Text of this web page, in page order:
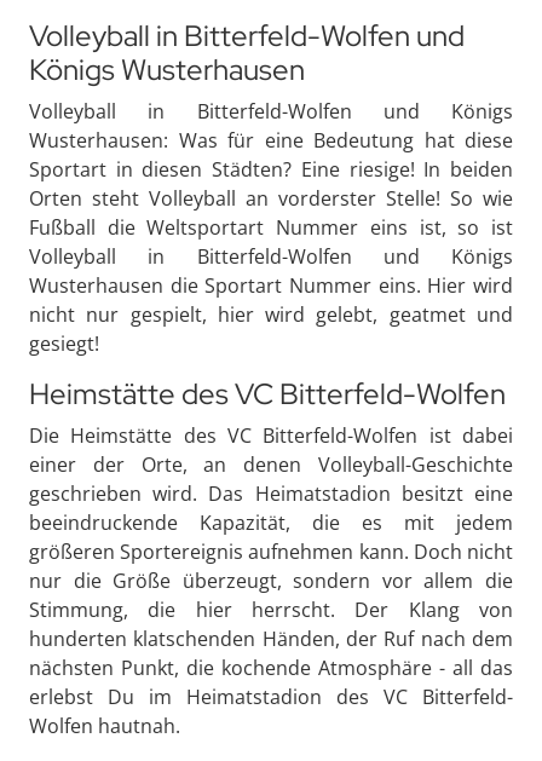
Volleyball in Bitterfeld-Wolfen und
Königs Wusterhausen
Volleyball in Bitterfeld-Wolfen und Königs
Wusterhausen: Was für eine Bedeutung hat diese
Sportart in diesen Städten? Eine riesige! In beiden
Orten steht Volleyball an vorderster Stelle! So wie
Fußball die Weltsportart Nummer eins ist, so ist
Volleyball in Bitterfeld-Wolfen und Königs
Wusterhausen die Sportart Nummer eins. Hier wird
nicht nur gespielt, hier wird gelebt, geatmet und
gesiegt!
Heimstätte des VC Bitterfeld-Wolfen
Die Heimstätte des VC Bitterfeld-Wolfen ist dabei
einer der Orte, an denen Volleyball-Geschichte
geschrieben wird. Das Heimatstadion besitzt eine
beeindruckende Kapazität, die es mit jedem
größeren Sportereignis aufnehmen kann. Doch nicht
nur die Größe überzeugt, sondern vor allem die
Stimmung, die hier herrscht. Der Klang von
hunderten klatschenden Händen, der Ruf nach dem
nächsten Punkt, die kochende Atmosphäre - all das
erlebst Du im Heimatstadion des VC Bitterfeld-
Wolfen hautnah.